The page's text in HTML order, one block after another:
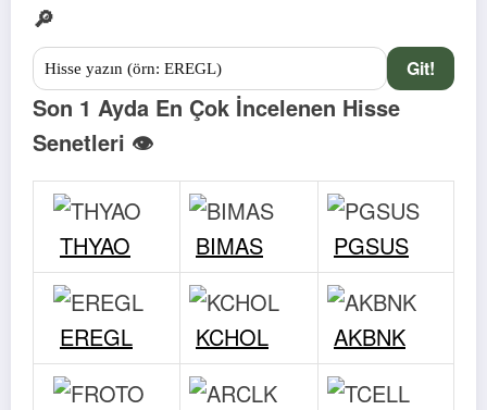
🔎
Git!
Son 1 Ayda En Çok İncelenen Hisse
Senetleri 👁
THYAO BIMAS PGSUS
EREGL KCHOL AKBNK